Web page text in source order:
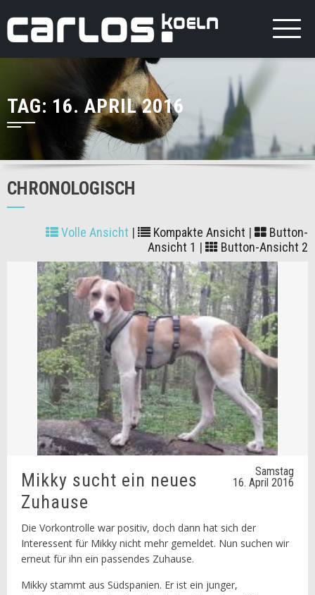
TAG: 16. APRIL 2016
CHRONOLOGISCH
Volle Ansicht | Kompakte Ansicht |
Button-
Ansicht 1 | Button-Ansicht 2
Samstag
16. April 2016
Mikky sucht ein neues
Zuhause
Die Vorkontrolle war positiv, doch dann hat sich der
Interessent für Mikky nicht mehr gemeldet. Nun suchen wir
erneut für ihn ein passendes Zuhause.
Mikky stammt aus Südspanien. Er ist ein junger,